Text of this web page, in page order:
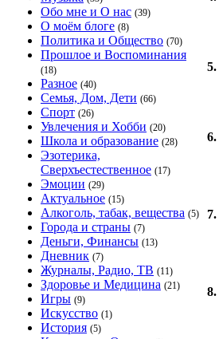
Обо мне и О нас (39)
О моём блоге (8)
Политика и Общество (70)
Прошлое и Воспоминания
(18)
Разное (40)
Семья, Дом, Дети (66)
Спорт (26)
Увлечения и Хобби (20)
Школа и образование (28)
Эзотерика,
Сверхъестественное (17)
Эмоции (29)
Актуальное (15)
Алкоголь, табак, вещества (5)
Города и страны (7)
Деньги, Финансы (13)
Дневник (7)
Журналы, Радио, ТВ (11)
Здоровье и Медицина (21)
Игры (9)
Искусство (1)
История (5)
5.
6.
7.
8.